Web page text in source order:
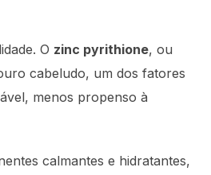
O zinc pyrithione, ou
cabeludo, um dos fatores
menos propenso à
calmantes e hidratantes,